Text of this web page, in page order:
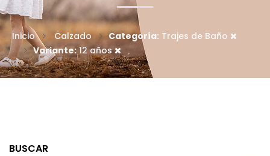
Inicio Calzado Categoría: Trajes de Baño
Variante:12 años
BUSCAR